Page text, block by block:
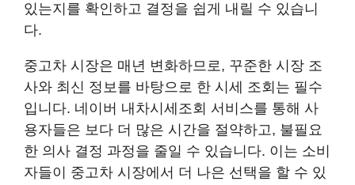
있는지를 확인하고 결정을 쉽게 내릴 수 있습니
다.
중고차 시장은 매년 변화하므로, 꾸준한 시장 조
사와 최신 정보를 바탕으로 한 시세 조회는 필수
입니다. 네이버 내차시세조회 서비스를 통해 사
용자들은 보다 더 많은 시간을 절약하고, 불필요
한 의사 결정 과정을 줄일 수 있습니다. 이는 소비
자들이 중고차 시장에서 더 나은 선택을 할 수 있